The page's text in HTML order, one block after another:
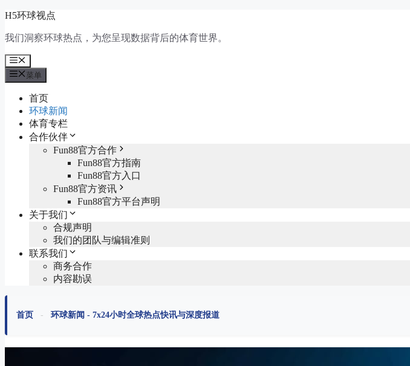
跳
内
容
H5环球视点
我们洞察环球热点，为您呈现数据背后的体育世界。
菜
单
菜单
首页
环球新闻
体育专栏
合作伙伴
Fun88官方合作
Fun88官方指南
Fun88官方入口
Fun88官方资讯
Fun88官方平台声明
关于我们
合规声明
我们的团队与编辑准则
联系我们
商务合作
内容勘误
首页 - 环球新闻 - 7x24小时全球热点快讯与深度报道